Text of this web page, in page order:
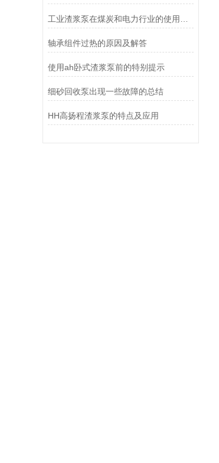
轴承组件过热的原因及解答
使用ah卧式渣浆泵前的特别提示
细砂回收泵出现一些故障的总结
HH高扬程渣浆泵的特点及应用